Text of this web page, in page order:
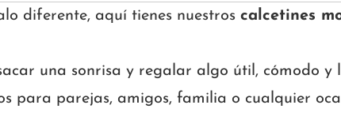
diferente, aquí tienes nuestros calcetines
una sonrisa y regalar algo útil, cómodo y
para parejas, amigos, familia o cualquier